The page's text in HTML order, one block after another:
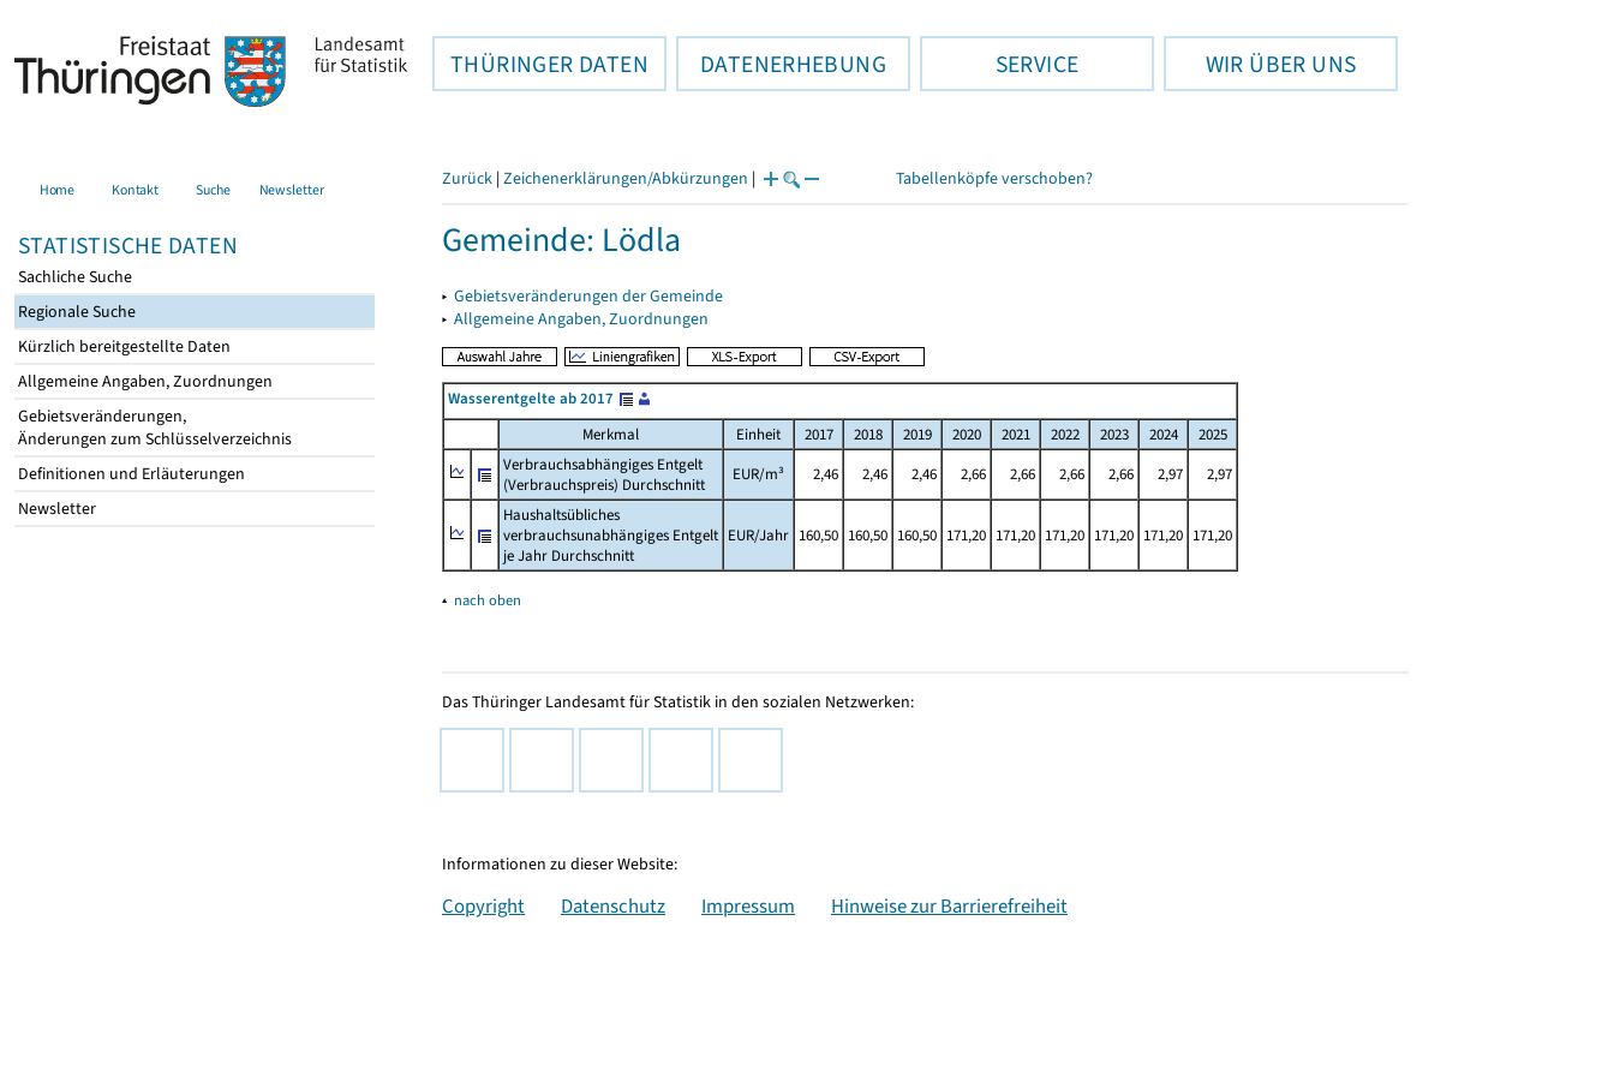
THÜRINGER DATEN DATENERHEBUNG SERVICE WIR ÜBER UNS
Home Kontakt Suche Newsletter
STATISTISCHE DATEN
Sachliche Suche
Regionale Suche
Kürzlich bereitgestellte Daten
Allgemeine Angaben, Zuordnungen
Gebietsveränderungen,
Änderungen zum Schlüsselverzeichnis
Definitionen und Erläuterungen
Newsletter
Zurück | Zeichenerklärungen/Abkürzungen | Tabellenköpfe verschoben?
Gemeinde: Lödla
▸ Gebietsveränderungen der Gemeinde
▸ Allgemeine Angaben, Zuordnungen
Wasserentgelte ab 2017
Merkmal
Einheit 2017 2018 2019 2020 2021 2022 2023 2024
2025
Verbrauchsabhängiges Entgelt
(Verbrauchspreis) Durchschnitt
EUR/m³ 2,46 2,46 2,46 2,66 2,66 2,66 2,66 2,97
2,97
Haushaltsübliches
verbrauchsunabhängiges Entgelt
je Jahr Durchschnitt
EUR/Jahr 160,50 160,50 160,50 171,20 171,20 171,20 171,20 171,20 171,20
▴ nach oben
Das Thüringer Landesamt für Statistik in den sozialen Netzwerken:
Informationen zu dieser Website:
Copyright Datenschutz Impressum Hinweise zur Barrierefreiheit